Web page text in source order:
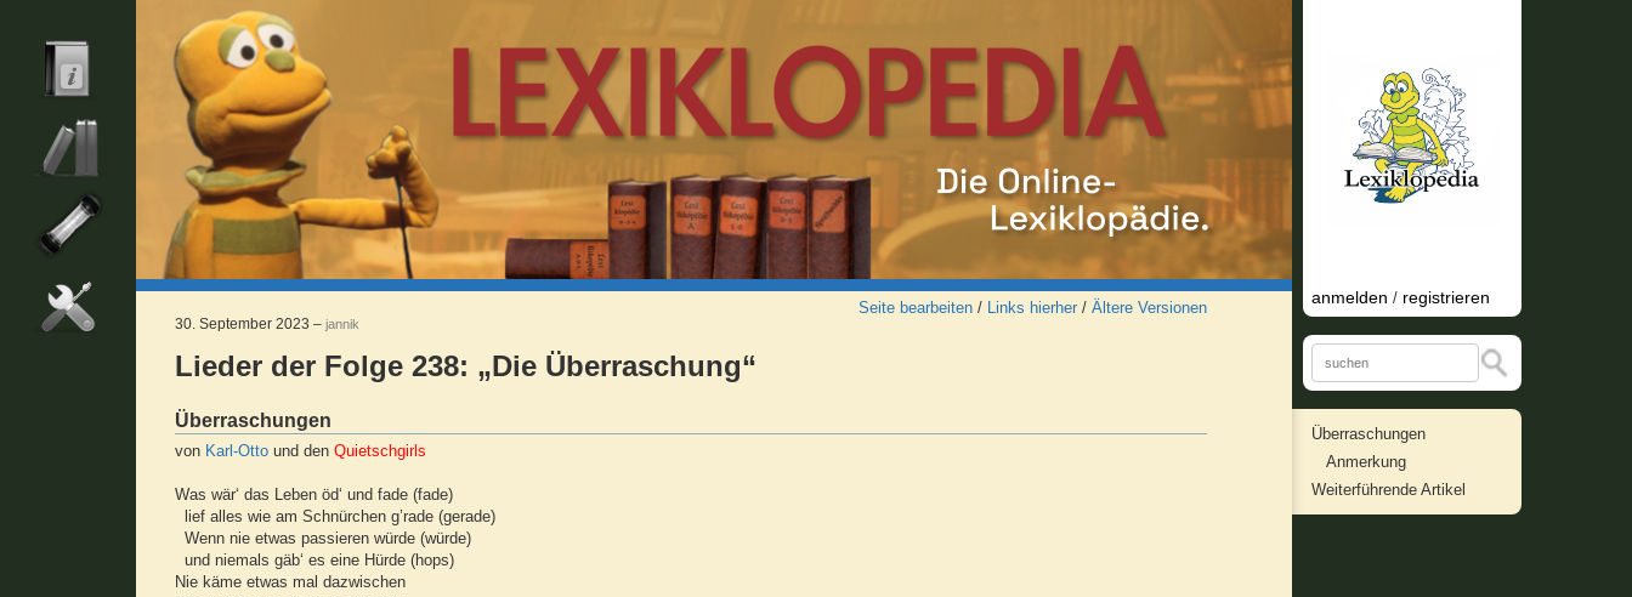
Seite bearbeiten / Links hierher / Ältere Versionen
30. September 2023 – jannik
Lieder der Folge 238: „Die Überraschung“
Überraschungen
von Karl-Otto und den Quietschgirls
Was wär‘ das Leben öd‘ und fade (fade)
lief alles wie am Schnürchen g’rade (gerade)
Wenn nie etwas passieren würde (würde)
und niemals gäb‘ es eine Hürde (hops)
Nie käme etwas mal dazwischen
anmelden / registrieren
Überraschungen
Anmerkung
Weiterführende Artikel